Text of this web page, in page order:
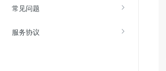
常见问题
服务协议